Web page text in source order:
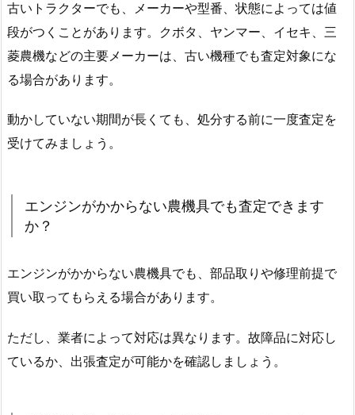
古いトラクターでも、メーカーや型番、状態によっては値
段がつくことがあります。クボタ、ヤンマー、イセキ、三
菱農機などの主要メーカーは、古い機種でも査定対象にな
る場合があります。
動かしていない期間が長くても、処分する前に一度査定を
受けてみましょう。
エンジンがかからない農機具でも査定できます
か？
エンジンがかからない農機具でも、部品取りや修理前提で
買い取ってもらえる場合があります。
ただし、業者によって対応は異なります。故障品に対応し
ているか、出張査定が可能かを確認しましょう。